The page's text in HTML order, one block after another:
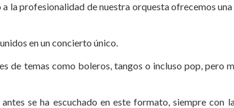
profesionalidad de nuestra orquesta ofrecemos una
en un concierto único.
temas como boleros, tangos o incluso pop, pero
se ha escuchado en este formato, siempre con